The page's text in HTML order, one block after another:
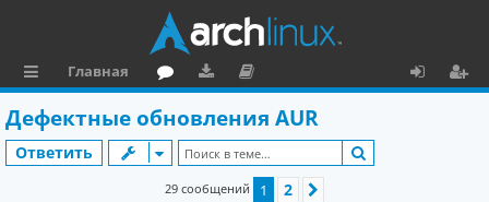
ы
л
Главная
ру
м
ру
зк
ку
м
Дефектные обновления AUR
Ответить
29 сообщений 1 2